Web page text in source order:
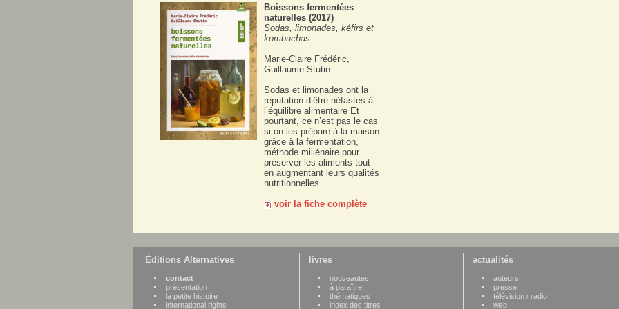
Boissons fermentées
naturelles (2017)
Sodas, limonades, kéfirs et
kombuchas
Marie-Claire Frédéric,
Guillaume Stutin
Sodas et limonades ont la
réputation d’être néfastes à
l’équilibre alimentaire Et
pourtant, ce n’est pas le cas
si on les prépare à la maison
grâce à la fermentation,
méthode millénaire pour
préserver les aliments tout
en augmentant leurs qualités
nutritionnelles...
voir la fiche complète
Éditions Alternatives
contact
présentation
la petite histoire
international rights
livres
nouveautes
à paraître
thématiques
index des titres
actualités
auteurs
presse
télévision / radio
web